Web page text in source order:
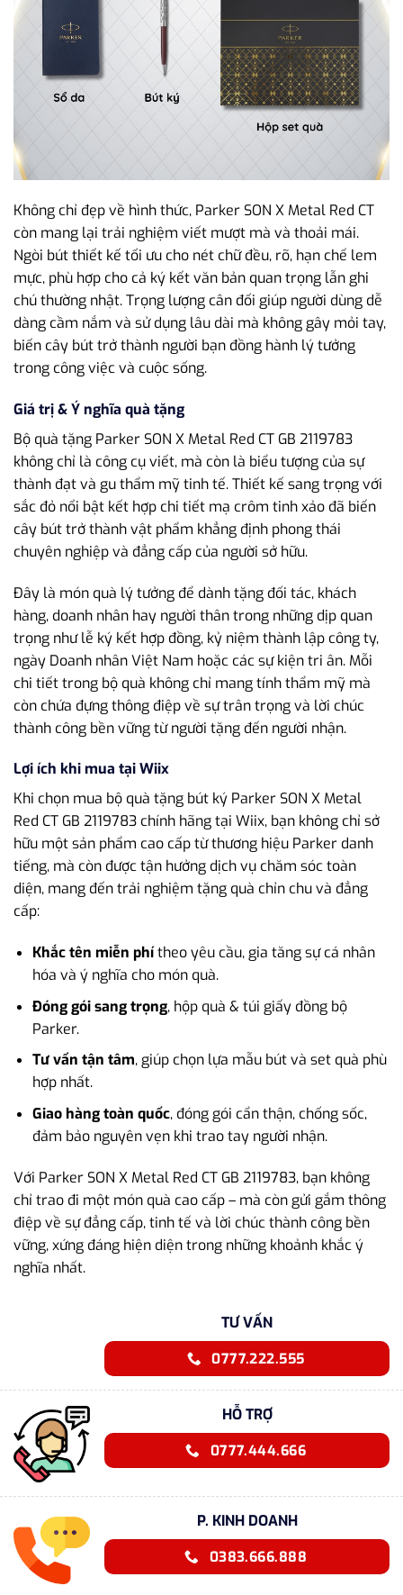
Không chỉ đẹp về hình thức, Parker SON X Metal Red CT
còn mang lại trải nghiệm viết mượt mà và thoải mái.
Ngòi bút thiết kế tối ưu cho nét chữ đều, rõ, hạn chế lem
mực, phù hợp cho cả ký kết văn bản quan trọng lẫn ghi
chú thường nhật. Trọng lượng cân đối giúp người dùng dễ
dàng cầm nắm và sử dụng lâu dài mà không gây mỏi tay,
biến cây bút trở thành người bạn đồng hành lý tưởng
trong công việc và cuộc sống.
Giá trị & Ý nghĩa quà tặng
Bộ quà tặng Parker SON X Metal Red CT GB 2119783
không chỉ là công cụ viết, mà còn là biểu tượng của sự
thành đạt và gu thẩm mỹ tinh tế. Thiết kế sang trọng với
sắc đỏ nổi bật kết hợp chi tiết mạ crôm tinh xảo đã biến
cây bút trở thành vật phẩm khẳng định phong thái
chuyên nghiệp và đẳng cấp của người sở hữu.
Đây là món quà lý tưởng để dành tặng đối tác, khách
hàng, doanh nhân hay người thân trong những dịp quan
trọng như lễ ký kết hợp đồng, kỷ niệm thành lập công ty,
ngày Doanh nhân Việt Nam hoặc các sự kiện tri ân. Mỗi
chi tiết trong bộ quà không chỉ mang tính thẩm mỹ mà
còn chứa đựng thông điệp về sự trân trọng và lời chúc
thành công bền vững từ người tặng đến người nhận.
Lợi ích khi mua tại Wiix
Khi chọn mua bộ quà tặng bút ký Parker SON X Metal
Red CT GB 2119783 chính hãng tại Wiix, bạn không chỉ sở
hữu một sản phẩm cao cấp từ thương hiệu Parker danh
tiếng, mà còn được tận hưởng dịch vụ chăm sóc toàn
diện, mang đến trải nghiệm tặng quà chỉn chu và đẳng
cấp:
Khắc tên miễn phítheo yêu cầu, gia tăng sự cá nhân
hóa và ý nghĩa cho món quà.
Đóng gói sang trọng, hộp quà & túi giấy đồng bộ
Parker.
Tư vấn tận tâm, giúp chọn lựa mẫu bút và set quà phù
hợp nhất.
Giao hàng toàn quốc, đóng gói cẩn thận, chống sốc,
đảm bảo nguyên vẹn khi trao tay người nhận.
Với Parker SON X Metal Red CT GB 2119783, bạn không
chỉ trao đi một món quà cao cấp – mà còn gửi gắm thông
điệp về sự đẳng cấp, tinh tế và lời chúc thành công bền
vững, xứng đáng hiện diện trong những khoảnh khắc ý
nghĩa nhất.
TƯ VẤN
0777.222.555
HỖ TRỢ
0777.444.666
P. KINH DOANH
0383.666.888